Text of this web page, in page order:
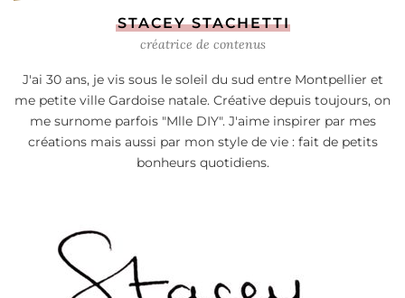
STACEY STACHETTI
créatrice de contenus
J'ai 30 ans, je vis sous le soleil du sud entre Montpellier et
me petite ville Gardoise natale. Créative depuis toujours, on
me surnome parfois "Mlle DIY". J'aime inspirer par mes
créations mais aussi par mon style de vie : fait de petits
bonheurs quotidiens.